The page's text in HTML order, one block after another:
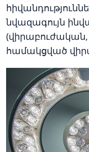
նվազագույն
համակցված